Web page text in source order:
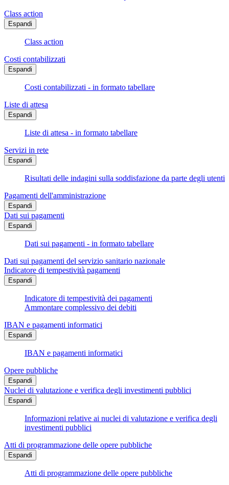
Class action
Espandi
Class action
Costi contabilizzati
Espandi
Costi contabilizzati - in formato tabellare
Liste di attesa
Espandi
Liste di attesa - in formato tabellare
Servizi in rete
Espandi
Risultati delle indagini sulla soddisfazione da parte degli utenti
Pagamenti dell'amministrazione
Espandi
Dati sui pagamenti
Espandi
Dati sui pagamenti - in formato tabellare
Dati sui pagamenti del servizio sanitario nazionale
Indicatore di tempestività pagamenti
Espandi
Indicatore di tempestività dei pagamenti
Ammontare complessivo dei debiti
IBAN e pagamenti informatici
Espandi
IBAN e pagamenti informatici
Opere pubbliche
Espandi
Nuclei di valutazione e verifica degli investimenti pubblici
Espandi
Informazioni relative ai nuclei di valutazione e verifica degli
investimenti pubblici
Atti di programmazione delle opere pubbliche
Espandi
Atti di programmazione delle opere pubbliche